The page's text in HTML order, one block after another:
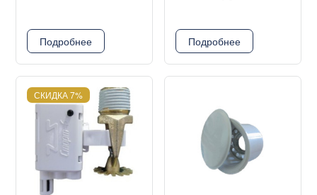
Подробнее Подробнее
СКИДКА 7%